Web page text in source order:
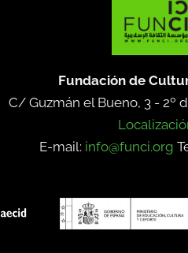
Fundación de
C/ Guzmán el Bueno, 3 - 2º
E-mail: info@funci.org